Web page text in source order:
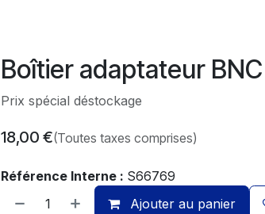
Boîtier adaptateur
Prix spécial déstockage
18,00 €(Toutes taxes comprises)
Référence Interne : S66769
Ajouter au panier